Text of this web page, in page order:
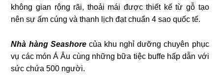
không gian rộng rãi, thoải mái được thiết kế từ gỗ tạo
nên sự ấm cúng và thanh lịch đạt chuẩn 4 sao quốc tế.
Nhà hàng Seashorecủa khu nghỉ dưỡng chuyên phục
vụ các món Á Âu cùng những bữa tiệc buffe hấp dẫn với
sức chứa 500 người.